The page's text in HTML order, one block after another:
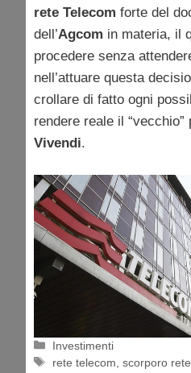
rete Telecom forte del
dell’Agcom in materia, il
procedere senza
nell’attuare questa
crollare di fatto ogni
rendere reale il “vecchio”
Vivendi.
Categorie
Investimenti
Tag
rete telecom ,scorporo